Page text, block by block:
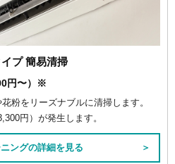
プ 簡易清掃
円〜）※
粉をリーズナブルに清掃します。
円）が発生します。
ングの詳細を見る ＞